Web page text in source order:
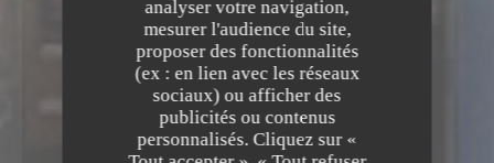
analyser votre navigation,
mesurer l'audience du site,
proposer des fonctionnalités
(ex : en lien avec les réseaux
sociaux) ou afficher des
publicités ou contenus
personnalisés. Cliquez sur «
La Table des Oliviers